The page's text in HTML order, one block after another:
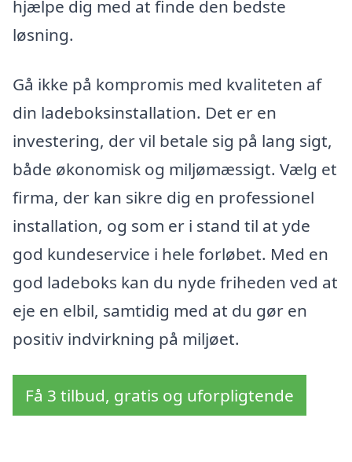
hjælpe dig med at finde den bedste
løsning.
Gå ikke på kompromis med kvaliteten af
din ladeboksinstallation. Det er en
investering, der vil betale sig på lang sigt,
både økonomisk og miljømæssigt. Vælg et
firma, der kan sikre dig en professionel
installation, og som er i stand til at yde
god kundeservice i hele forløbet. Med en
god ladeboks kan du nyde friheden ved at
eje en elbil, samtidig med at du gør en
positiv indvirkning på miljøet.
Få 3 tilbud, gratis og uforpligtende